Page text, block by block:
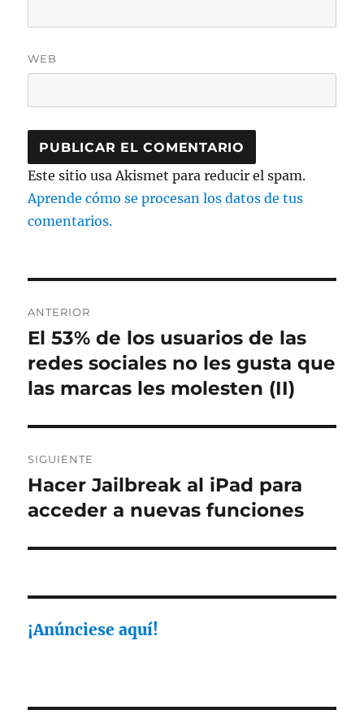
WEB
Este sitio usa Akismet para reducir el spam.
Aprende cómo se procesan los datos de tus
comentarios.
de
entradas
ANTERIOR
Entrada
anterior:
El 53% de los usuarios de las
redes sociales no les gusta que
las marcas les molesten (II)
SIGUIENTE
Entrada
siguiente:
Hacer Jailbreak al iPad para
acceder a nuevas funciones
¡Anúnciese aquí!